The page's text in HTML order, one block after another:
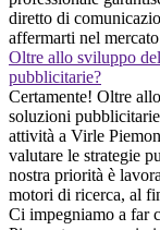
diretto di
affermarti nel
Oltre allo sviluppo
pubblicitarie?
Certamente! Oltre
soluzioni
attività a Virle
valutare le strategie
nostra priorità è
motori di ricerca, al
Ci impegniamo a far